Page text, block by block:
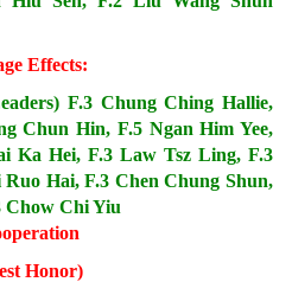
Effects:
F.3 Chung Ching Hallie,
Chun Hin, F.5 Ngan Him Yee,
Ka Hei, F.3 Law Tsz Ling, F.3
Hai, F.3 Chen Chung Shun,
Chow Chi Yiu
Honor)